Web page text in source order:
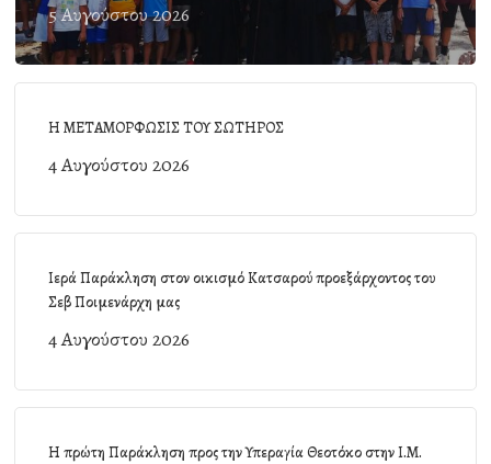
5 Αυγούστου 2026
Η ΜΕΤΑΜΟΡΦΩΣΙΣ ΤΟΥ ΣΩΤΗΡΟΣ
4 Αυγούστου 2026
Ιερά Παράκληση στον οικισμό Κατσαρού προεξάρχοντος του
Σεβ Ποιμενάρχη μας
4 Αυγούστου 2026
Η πρώτη Παράκληση προς την Υπεραγία Θεοτόκο στην Ι.Μ.